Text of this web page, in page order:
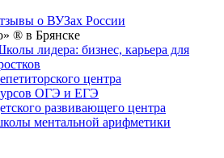
о ВУЗах России
® в Брянске
лидера: бизнес, карьера для
центра
ОГЭ и ЕГЭ
развивающего центра
ментальной арифметики